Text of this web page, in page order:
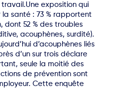
exposition qui
santé : 73 % rapportent
dont 52 % des troubles
acouphènes, surdité).
d’acouphènes liés
d’un sur trois déclare
seule la moitié des
de prévention sont
Cette enquête